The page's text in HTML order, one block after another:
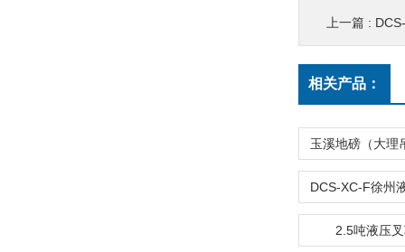
上一篇 :
相关产品：
2.5吨液压